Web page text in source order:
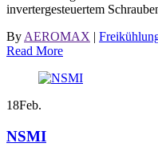
invertergesteuertem
By AEROMAX |
Read More
18Feb.
NSMI